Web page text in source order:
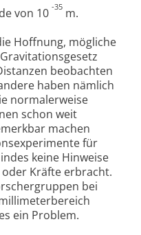
von 10 -35 m.
Hoffnung, mögliche
beobachten
haben nämlich
normalerweise
schon weit
machen
für
keine Hinweise
Kräfte erbracht.
bei
ein Problem.